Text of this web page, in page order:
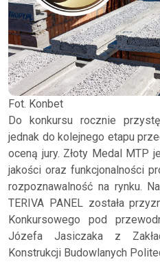
Fot. Konbet
Do konkursu rocznie
jednak do kolejnego etapu
oceną jury. Złoty Medal MTP
jakości oraz funkcjonalności
rozpoznawalność na rynku.
TERIVA PANEL została
Konkursowego pod
Józefa Jasiczaka z
Konstrukcji Budowlanych